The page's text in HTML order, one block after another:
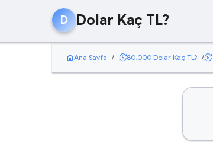
D Dolar Kaç TL?
homeAna Sayfa / currency_exchange80.000 Dolar Kaç TL? /currency_exchange